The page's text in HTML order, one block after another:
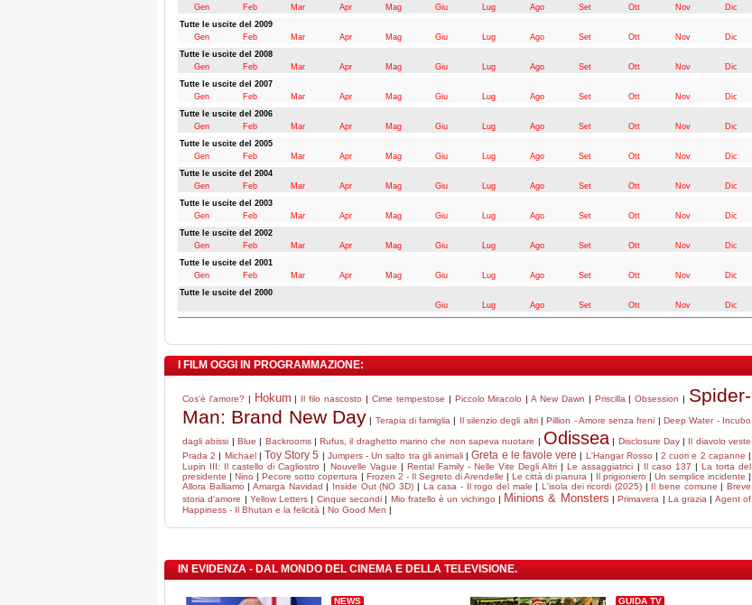
Gen
Feb Mar Apr Mag Giu Lug Ago Set Ott Nov
Dic
Tutte le uscite del 2009
Gen
Feb Mar Apr Mag Giu Lug Ago Set Ott Nov
Dic
Tutte le uscite del 2008
Gen
Feb Mar Apr Mag Giu Lug Ago Set Ott Nov
Dic
Tutte le uscite del 2007
Gen
Feb Mar Apr Mag Giu Lug Ago Set Ott Nov
Dic
Tutte le uscite del 2006
Gen
Feb Mar Apr Mag Giu Lug Ago Set Ott Nov
Dic
Tutte le uscite del 2005
Gen
Feb Mar Apr Mag Giu Lug Ago Set Ott Nov
Dic
Tutte le uscite del 2004
Gen
Feb Mar Apr Mag Giu Lug Ago Set Ott Nov
Dic
Tutte le uscite del 2003
Gen
Feb Mar Apr Mag Giu Lug Ago Set Ott Nov
Dic
Tutte le uscite del 2002
Gen
Feb Mar Apr Mag Giu Lug Ago Set Ott Nov
Dic
Tutte le uscite del 2001
Gen
Feb Mar Apr Mag Giu Lug Ago Set Ott Nov
Dic
Tutte le uscite del 2000
Giu
Lug Ago Set Ott Nov Dic
I FILM OGGI IN PROGRAMMAZIONE:
Cos'è l'amore? | Hokum | Il filo nascosto | Cime tempestose | Piccolo Miracolo |A New Dawn | Priscilla |Obsession | Spider-
Man: Brand New Day | Terapia di famiglia | Il silenzio degli altri|Pillion - Amore senza freni |Deep Water - Incubo
dagli abissi | Blue | Backrooms|Rufus, il draghetto marino che non sapeva nuotare | Odissea| Disclosure Day| Il diavolo veste
Prada 2 | Michael| Toy Story 5 | Jumpers - Un salto tra gli animali|Greta e le favole vere | L'Hangar Rosso |2 cuori e 2 capanne |
Lupin III: Il castello di Cagliostro | Nouvelle Vague | Rental Family - Nelle Vite Degli Altri |Le assaggiatrici | Il caso 137 | La torta del
presidente |Nino |Pecore sotto copertura | Frozen 2 - Il Segreto di Arendelle |Le città di pianura | Il prigioniero | Un semplice incidente |
Allora Balliamo |Amarga Navidad | Inside Out (NO 3D) | La casa - Il rogo del male | L'isola dei ricordi (2025)| Il bene comune |Breve
storia d'amore | Yellow Letters | Cinque secondi| Mio fratello è un vichingo | Minions & Monsters |Primavera | La grazia | Agent of
Happiness - Il Bhutan e la felicità | No Good Men |
IN EVIDENZA - DAL MONDO DEL CINEMA E DELLA TELEVISIONE.
NEWS GUIDA TV